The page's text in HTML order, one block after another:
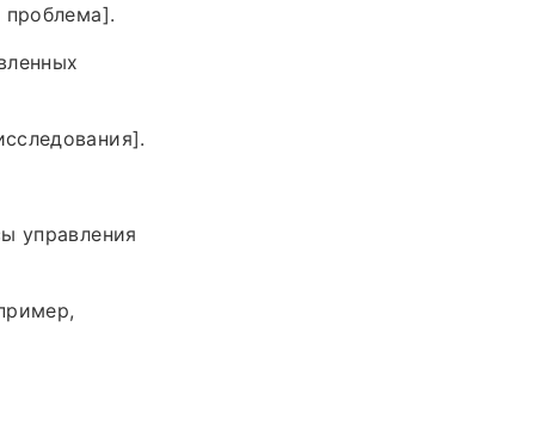
проблема].
управления